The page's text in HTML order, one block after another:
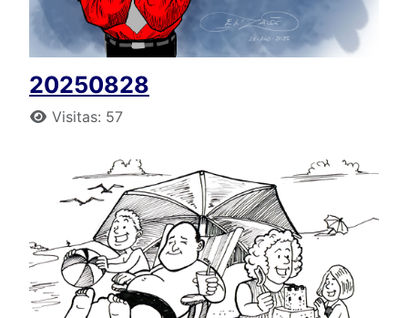
20250828
Detalles
Visitas: 57